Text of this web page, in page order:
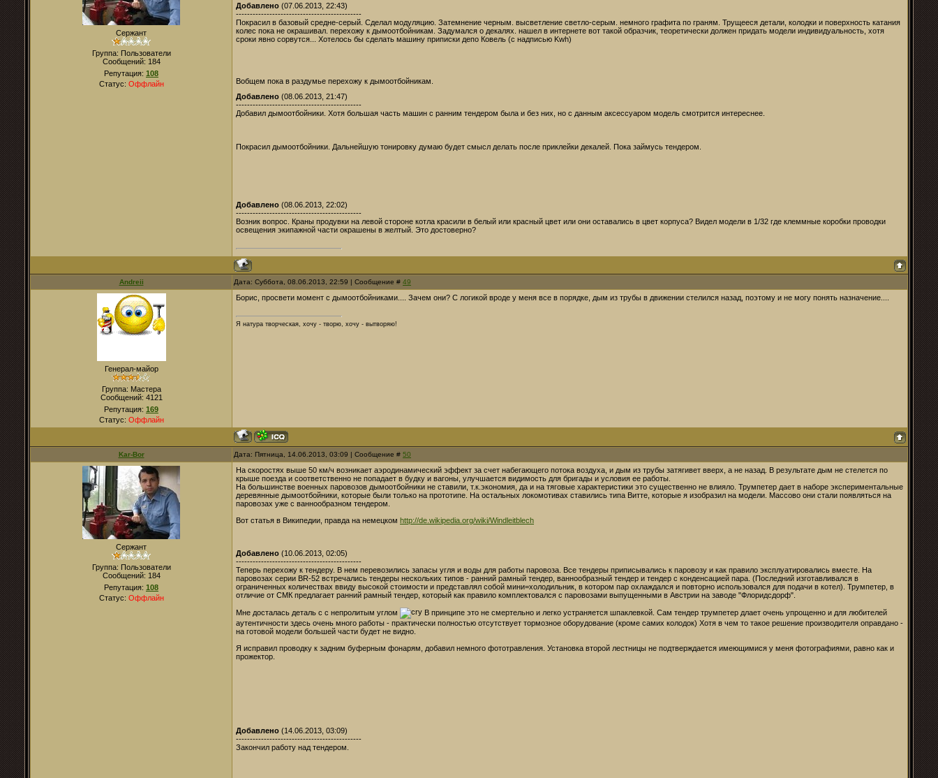
Сержант
Группа: Пользователи
Сообщений: 184
Репутация: 108
Статус: Оффлайн
Добавлено (07.06.2013, 22:43)
---------------------------------------------
Покрасил в базовый средне-серый. Сделал модуляцию. Затемнение черным. высветление светло-серым. немного графита по граням. Трущееся детали, колодки и поверхность катания
колес пока не окрашивал. перехожу к дымоотбойникам. Задумался о декалях. нашел в интернете вот такой образчик, теоретически должен придать модели индивидуальность, хотя
сроки явно сорвутся... Хотелось бы сделать машину приписки депо Ковель (с надписью Kwh)
Вобщем пока в раздумье перехожу к дымоотбойникам.
Добавлено (08.06.2013, 21:47)
---------------------------------------------
Добавил дымоотбойники. Хотя большая часть машин с ранним тендером была и без них, но с данным аксессуаром модель смотрится интереснее.
Покрасил дымоотбойники. Дальнейшую тонировку думаю будет смысл делать после приклейки декалей. Пока займусь тендером.
Добавлено (08.06.2013, 22:02)
---------------------------------------------
Возник вопрос. Краны продувки на левой стороне котла красили в белый или красный цвет или они оставались в цвет корпуса? Видел модели в 1/32 где клеммные коробки проводки
освещения экипажной части окрашены в желтый. Это достоверно?
Andreii Дата: Суббота, 08.06.2013, 22:59 | Сообщение # 49
Генерал-майор
Группа: Мастера
Сообщений: 4121
Репутация: 169
Статус: Оффлайн
Борис, просвети момент с дымоотбойниками.... Зачем они? С логикой вроде у меня все в порядке, дым из трубы в движении стелился назад, поэтому и не могу понять назначение....
Я натура творческая, хочу - творю, хочу - вытворяю!
Kar-Bor Дата: Пятница, 14.06.2013, 03:09 | Сообщение # 50
Сержант
Группа: Пользователи
Сообщений: 184
Репутация: 108
Статус: Оффлайн
На скоростях выше 50 км/ч возникает аэродинамический эффект за счет набегающего потока воздуха, и дым из трубы затягивет вверх, а не назад. В результате дым не стелется по
крыше поезда и соответственно не попадает в будку и вагоны, улучшается видимость для бригады и условия ее работы.
На большинстве военных паровозов дымоотбойники не ставили, т.к.экономия, да и на тяговые характеристики это существенно не влияло. Трумпетер дает в наборе экспериментальные
деревянные дымоотбойники, которые были только на прототипе. На остальных локомотивах ставились типа Витте, которые я изобразил на модели. Массово они стали появляться на
паровозах уже с ваннообразном тендером.
Вот статья в Википедии, правда на немецком http://de.wikipedia.org/wiki/Windleitblech
Добавлено (10.06.2013, 02:05)
---------------------------------------------
Теперь перехожу к тендеру. В нем перевозились запасы угля и воды для работы паровоза. Все тендеры приписывались к паровозу и как правило эксплуатировались вместе. На
паровозах серии BR-52 встречались тендеры нескольких типов - ранний рамный тендер, ваннообразный тендер и тендер с конденсацией пара. (Последний изготавливался в
ограниченных количествах ввиду высокой стоимости и представлял собой мини=холодильник, в котором пар охлаждался и повторно использовался для подачи в котел). Трумпетер, в
отличие от СМК предлагает ранний рамный тендер, который как правило комплектовался с паровозами выпущенными в Австрии на заводе "Флоридсдорф".
Мне досталась деталь с с непролитым углом
В принципе это не смертельно и легко устраняется шпаклевкой. Сам тендер трумпетер длает очень упрощенно и для любителей
аутентичности здесь очень много работы - практически полностью отсутствует тормозное оборудование (кроме самих колодок) Хотя в чем то такое решение производителя оправдано -
на готовой модели большей части будет не видно.
Я исправил проводку к задним буферным фонарям, добавил немного фототравления. Установка второй лестницы не подтверждается имеющимися у меня фотографиями, равно как и
прожектор.
Добавлено (14.06.2013, 03:09)
---------------------------------------------
Закончил работу над тендером.